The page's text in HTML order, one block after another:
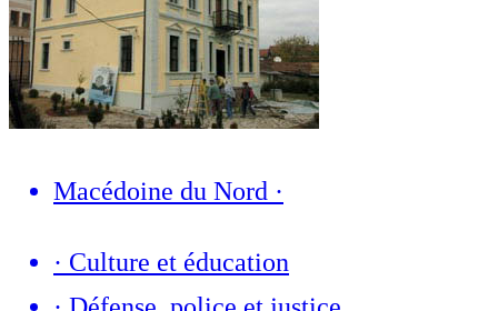
Macédoine du Nord ·
· Culture et éducation